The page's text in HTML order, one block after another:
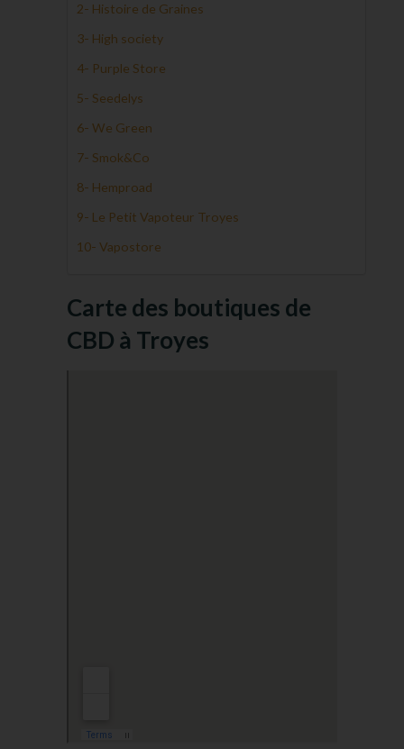
2- Histoire de Graines
3- High society
4- Purple Store
5- Seedelys
6- We Green
7- Smok&Co
8- Hemproad
9- Le Petit Vapoteur Troyes
10- Vapostore
Carte des boutiques de
CBD à Troyes